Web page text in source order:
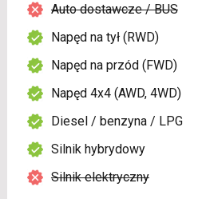
Auto dostawcze / BUS
Napęd na tył (RWD)
Napęd na przód (FWD)
Napęd 4x4 (AWD, 4WD)
Diesel / benzyna / LPG
Silnik hybrydowy
Silnik elektryczny